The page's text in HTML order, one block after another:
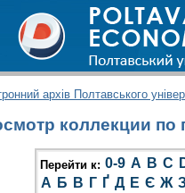
архів Полтавського
коллекции по
Перейти к: 0-9 A B C
А Б В Г Ґ Д Е Є Ж